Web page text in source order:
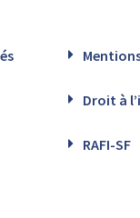
Droit à
RAFI-SF